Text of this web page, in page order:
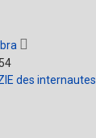
des internautes